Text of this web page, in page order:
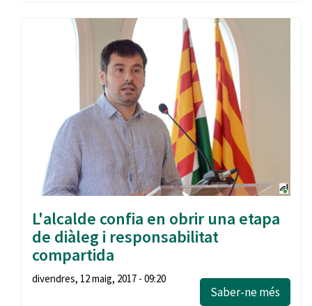
L'alcalde confia en obrir una etapa
de diàleg i responsabilitat
compartida
divendres, 12 maig, 2017 - 09:20
Saber-ne més